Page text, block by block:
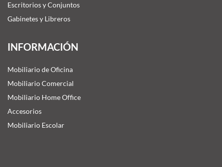
Escritorios y Conjuntos
Gabinetes y Libreros
INFORMACIÓN
Mobiliario de Oficina
Mobiliario Comercial
Mobiliario Home Office
Accesorios
Mobiliario Escolar